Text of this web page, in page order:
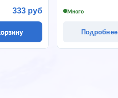
333 руб Много
Подробнее